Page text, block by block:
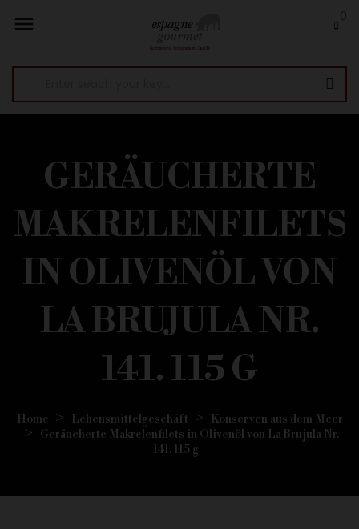

GERÄUCHERTE
MAKRELENFILETS
IN OLIVENÖL VON
LA BRUJULA NR.
141. 115 G
Home Lebensmittelgeschäft
Konserven aus dem Meer
Geräucherte Makrelenfilets in Olivenöl von La Brujula Nr.
141. 115 g